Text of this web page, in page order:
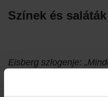
Színek és saláták
Eisberg szlogenje: